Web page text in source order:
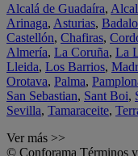
Alcalá de Guadaíra,
Arinaga, Asturias,
Castellón, Chafiras,
Almería, La Coruña, La
Lleida, Los Barrios,
Orotava, Palma,
San Sebastian, Sant Boi,
Sevilla, Tamaraceite,
Ver más >>
© Conforama Términos